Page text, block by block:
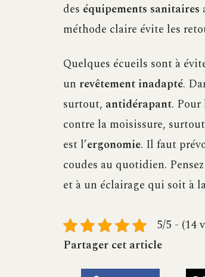
des équipements sanitaires
méthode claire évite les
Quelques écueils sont à
un revêtement inadapté.
surtout, antidérapant. Pour
contre la moisissure,
est l’ergonomie. Il faut
coudes au quotidien.
et à un éclairage qui soit à
5/5 - (14
Partager cet article